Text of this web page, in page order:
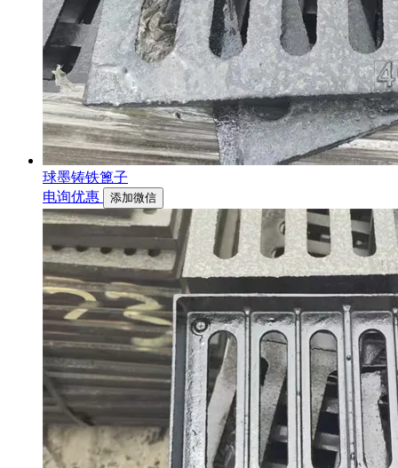
球墨铸铁篦子
电询优惠
添加微信